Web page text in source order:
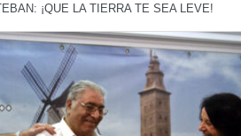
¡QUE LA TIERRA TE SEA LEVE!